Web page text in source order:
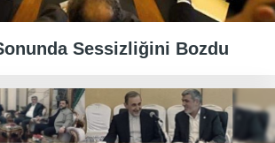
Sessizliğini Bozdu